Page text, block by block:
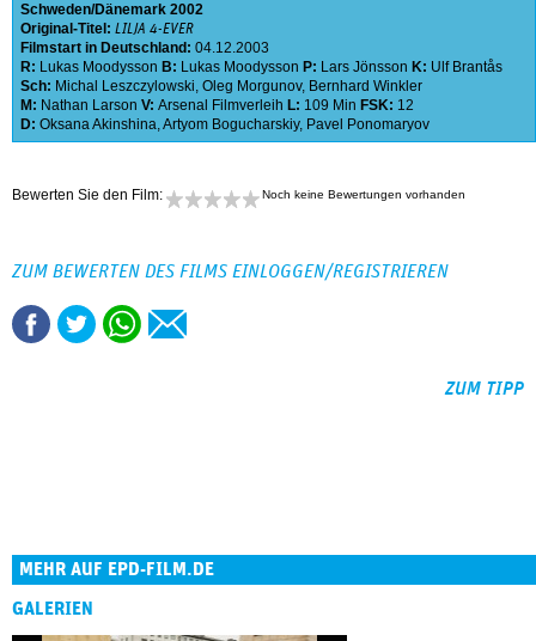
Schweden Dänemark 2002
Original-Titel: LILJA 4-EVER
Filmstart in Deutschland: 04.12.2003
R: Lukas Moodysson B: Lukas Moodysson P: Lars Jönsson K: Ulf Brantås
Sch: Michal Leszczylowski, Oleg Morgunov, Bernhard Winkler
M: Nathan Larson V: Arsenal Filmverleih L: 109 Min FSK: 12
D: Oksana Akinshina,Artyom Bogucharskiy, Pavel Ponomaryov
Bewerten Sie den Film: Noch keine Bewertungen vorhanden
ZUM BEWERTEN DES FILMS EINLOGGEN/REGISTRIEREN
ZUM TIPP
MEHR AUF EPD-FILM.DE
GALERIEN